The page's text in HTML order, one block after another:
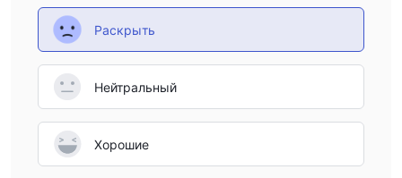
Раскрыть
Нейтральный
Хорошие